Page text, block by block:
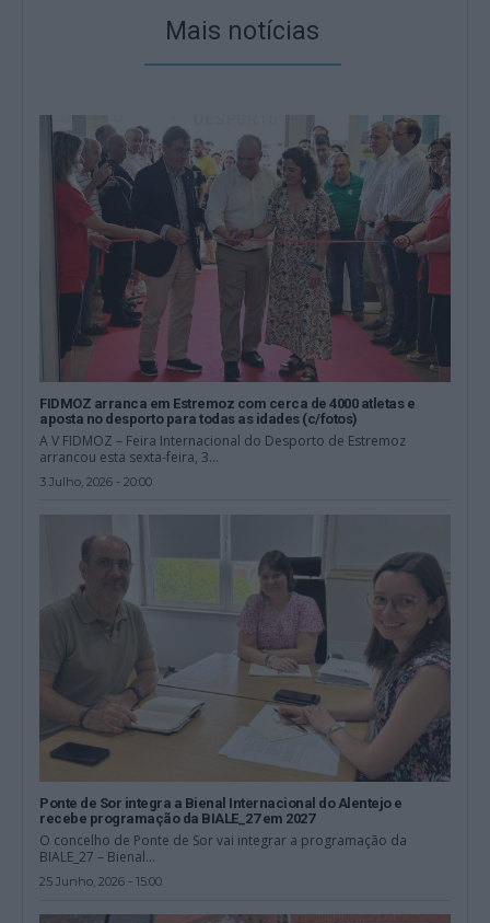
Mais notícias
FIDMOZ arranca em Estremoz com cerca de 4000 atletas e
aposta no desporto para todas as idades (c/fotos)
A V FIDMOZ – Feira Internacional do Desporto de Estremoz
arrancou esta sexta-feira, 3...
3 Julho, 2026 - 20:00
Ponte de Sor integra a Bienal Internacional do Alentejo e
recebe programação da BIALE_27 em 2027
O concelho de Ponte de Sor vai integrar a programação da
BIALE_27 – Bienal...
25 Junho, 2026 - 15:00